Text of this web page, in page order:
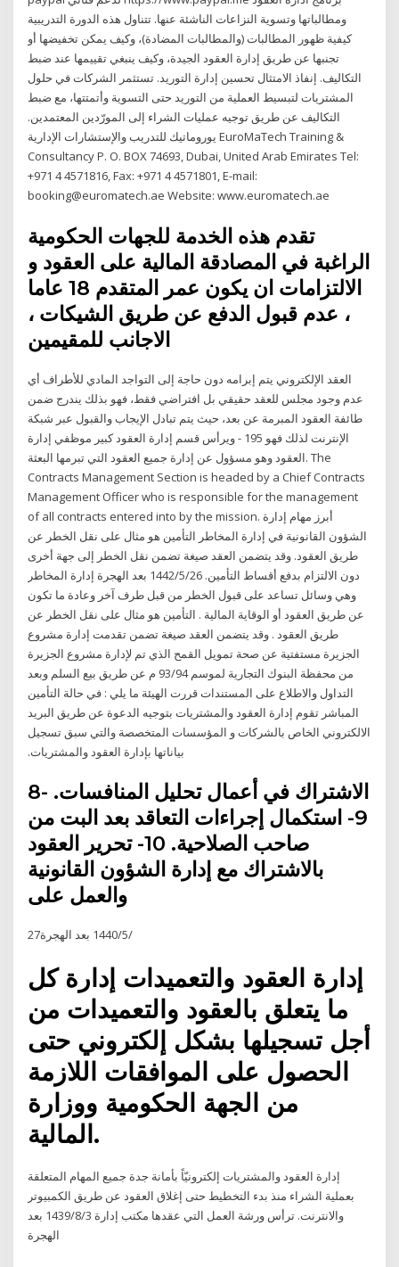
ومطالباتها وتسوية النزاعات الناشئة عنها. تتناول هذه الدورة التدريبية
كيفية ظهور المطالبات (والمطالبات المضادة)، وكيف يمكن تخفيضها أو
تجنبها عن طريق إدارة العقود الجيدة، وكيف ينبغي تقييمها عند ضبط
التكاليف. إنفاذ الامتثال تحسين إدارة التوريد. تستثمر الشركات في حلول
المشتريات لتبسيط العملية من التوريد حتى التسوية وأتمتتها، مع ضبط
التكاليف عن طريق توجيه عمليات الشراء إلى المورّدين المعتمدين.
يوروماتيك للتدريب والإستشارات الإدارية EuroMaTech Training &
Consultancy P. O. BOX 74693, Dubai, United Arab Emirates Tel:
+971 4 4571816, Fax: +971 4 4571801, E-mail:
booking@euromatech.ae Website: www.euromatech.ae
تقدم هذه الخدمة للجهات الحكومية
الراغبة في المصادقة المالية على العقود و
الالتزامات ان يكون عمر المتقدم 18 عاما
، عدم قبول الدفع عن طريق الشيكات ،
العقد الإلكتروني يتم إبرامه دون حاجة إلى التواجد المادي للأطراف أي
عدم وجود مجلس للعقد حقيقي بل افتراضي فقط، فهو بذلك يندرج ضمن
طائفة العقود المبرمة عن بعد، حيث يتم تبادل الإيجاب والقبول عبر شبكة
الإنترنت لذلك فهو 195 - ويرأس قسم إدارة العقود كبير موظفي إدارة
العقود وهو مسؤول عن إدارة جميع العقود التي تبرمها البعثة. The
Contracts Management Section is headed by a Chief Contracts
Management Officer who is responsible for the management
of all contracts entered into by the mission. أبرز مهام إدارة
الشؤون القانونية في إدارة المخاطر التأمين هو مثال على نقل الخطر عن
طريق العقود. وقد يتضمن العقد صيغة تضمن نقل الخطر إلى جهة أخرى
دون الالتزام بدفع أقساط التأمين. 26‏‏/5‏‏/1442 بعد الهجرة إدارة المخاطر
وهي وسائل تساعد على قبول الخطر من قبل طرف آخر وعادة ما تكون
عن‬ ‫طريق العقود أو الوقاية المالية . التأمين هو مثال على نقل الخطر عن
طريق العقود . وقد‬ ‫يتضمن العقد صيغة تضمن تقدمت إدارة مشروع
الجزيرة مستفتية عن صحة تمويل القمح الذي تم لإدارة مشروع الجزيرة
من محفظة البنوك التجارية لموسم 93/94 م عن طريق بيع السلم وبعد
التداول والاطلاع على المستندات قررت الهيئة ما يلي : في حالة التأمين
المباشر تقوم إدارة العقود والمشتريات بتوجيه الدعوة عن طريق البريد
الالكتروني الخاص بالشركات و المؤسسات المتخصصة والتي سبق تسجيل
بياناتها بإدارة العقود والمشتريات.
8- الاشتراك في أعمال تحليل المنافسات.
9- استكمال إجراءات التعاقد بعد البت من
صاحب الصلاحية. 10- تحرير العقود
بالاشتراك مع إدارة الشؤون القانونية
27‏‏/5‏‏/1440 بعد الهجرة
إدارة العقود والتعميدات إدارة كل
ما يتعلق بالعقود والتعميدات من
أجل تسجيلها بشكل إلكتروني حتى
الحصول على الموافقات اللازمة
من الجهة الحكومية ووزارة
المالية.
إدارة العقود والمشتريات إلكترونيّاً بأمانة جدة جميع المهام المتعلقة
بعملية الشراء منذ بدء التخطيط حتى إغلاق العقود عن طريق الكمبيوتر
والانترنت. ترأس ورشة العمل التي عقدها مكتب إدارة 3‏‏/8‏‏/1439 بعد
الهجرة